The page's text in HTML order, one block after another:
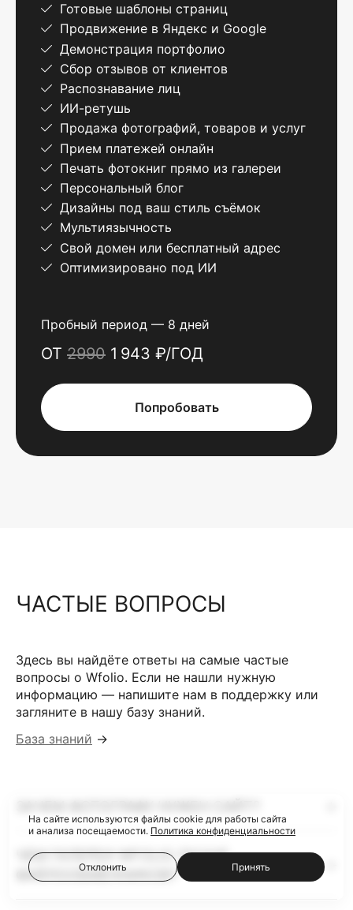
Готовые шаблоны страниц
Продвижение в Яндекс и Google
Демонстрация портфолио
Сбор отзывов от клиентов
Распознавание лиц
ИИ-ретушь
Продажа фотографий, товаров и услуг
Прием платежей онлайн
Печать фотокниг прямо из галереи
Персональный блог
Дизайны под ваш стиль съёмок
Мультиязычность
Свой домен или бесплатный адрес
Оптимизировано под ИИ
Пробный период — 8 дней
ОТ 2990 1 943 ₽/ГОД
Попробовать
ЧАСТЫЕ ВОПРОСЫ
Здесь вы найдёте ответы на самые частые
вопросы о Wfolio. Если не нашли нужную
информацию — напишите нам в поддержку или
загляните в нашу базу знаний.
База знаний →
ЧЕМ ГАЛЕРЕИ WFOLIO ЛУЧШЕ
ФАЙЛООБМЕННИКОВ?
На сайте используются файлы cookie для работы сайта
и анализа посещаемости. Политика конфиденциальности
Отклонить Принять